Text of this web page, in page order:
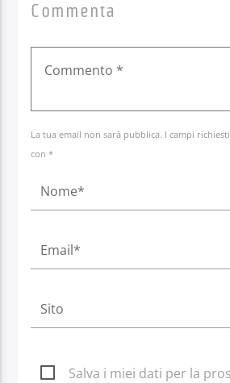
Commenta
La tua email non sarà pubblica. I campi
con *
Salva i miei dati per la